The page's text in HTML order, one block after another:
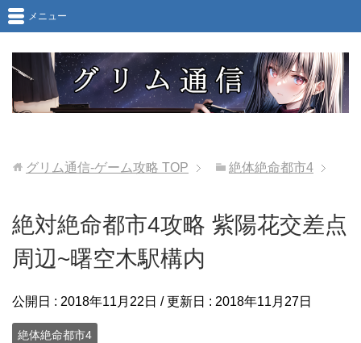
メニュー
グリム通信-ゲーム攻略 TOP 絶体絶命都市4
絶対絶命都市4攻略 紫陽花交差点
周辺~曙空木駅構内
公開日 : 2018年11月22日 / 更新日 : 2018年11月27日
絶体絶命都市4